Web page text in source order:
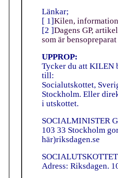
Länkar;
[ 1]Kilen,
[2 ]Dagens GP,
som är
UPPROP:
Tycker du att KILEN
till:
Socialutskottet,
Stockholm. Eller
i utskottet.
SOCIALMINISTER
103 33 Stockholm
här)riksdagen.se
Adress: Riksdagen.